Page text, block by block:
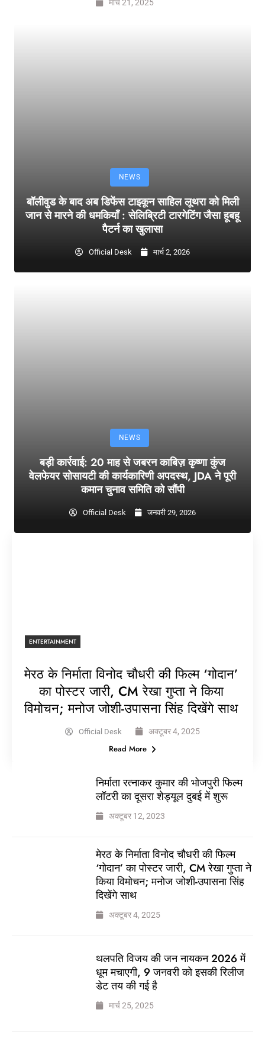
मार्च 21, 2025
NEWS
बॉलीवुड के बाद अब डिफेंस टाइकून साहिल लूथरा को मिली
जान से मारने की धमकियाँ : सेलिब्रिटी टारगेटिंग जैसा हूबहू
पैटर्न का खुलासा
Official Desk मार्च 2, 2026
NEWS
बड़ी कार्रवाई: 20 माह से जबरन काबिज़ कृष्णा कुंज
वेलफेयर सोसायटी की कार्यकारिणी अपदस्थ, JDA ने पूरी
कमान चुनाव समिति को सौंपी
Official Desk जनवरी 29, 2026
ENTERTAINMENT
मेरठ के निर्माता विनोद चौधरी की फिल्म ‘गोदान’
का पोस्टर जारी, CM रेखा गुप्ता ने किया
विमोचन; मनोज जोशी-उपासना सिंह दिखेंगे साथ
Official Desk अक्टूबर 4, 2025
Read More
निर्माता रत्नाकर कुमार की भोजपुरी फिल्म
लॉटरी का दूसरा शेड्यूल दुबई में शुरू
अक्टूबर 12, 2023
मेरठ के निर्माता विनोद चौधरी की फिल्म
‘गोदान’ का पोस्टर जारी, CM रेखा गुप्ता ने
किया विमोचन; मनोज जोशी-उपासना सिंह
दिखेंगे साथ
अक्टूबर 4, 2025
थलपति विजय की जन नायकन 2026 में
धूम मचाएगी, 9 जनवरी को इसकी रिलीज
डेट तय की गई है
मार्च 25, 2025